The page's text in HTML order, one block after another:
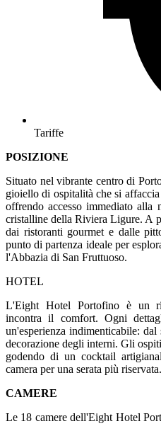
Tariffe
POSIZIONE
Situato nel vibrante centro di
gioiello di ospitalità che si
offrendo accesso immediato alla
cristalline della Riviera Ligure. A
dai ristoranti gourmet e dalle
punto di partenza ideale per
l'Abbazia di San Fruttuoso.
HOTEL
L'Eight Hotel Portofino è un
incontra il comfort. Ogni
un'esperienza indimenticabile:
decorazione degli interni. Gli
godendo di un cocktail
camera per una serata più riservata.
CAMERE
Le 18 camere dell'Eight Hotel